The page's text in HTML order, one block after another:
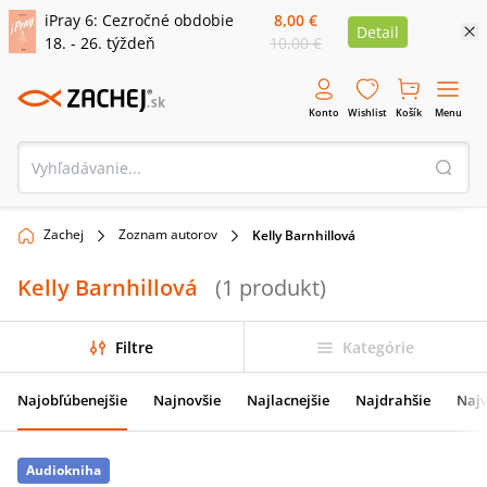
iPray 6: Cezročné obdobie
18. - 26. týždeň
8,00 €
10,00 €
Detail
Konto Wishlist Košík Menu
Zachej Zoznam autorov Kelly Barnhillová
Kelly Barnhillová (1 produkt)
Filtre Kategórie
Najobľúbenejšie Najnovšie Najlacnejšie Najdrahšie
Audiokniha